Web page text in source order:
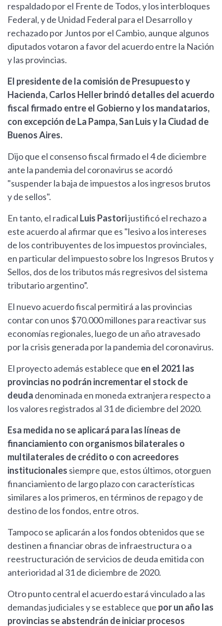
respaldado por el Frente de Todos, y los interbloques
Federal, y de Unidad Federal para el Desarrollo y
rechazado por Juntos por el Cambio, aunque algunos
diputados votaron a favor del acuerdo entre la Nación
y las provincias.
El presidente de la comisión de Presupuesto y
Hacienda, Carlos Heller brindó detalles del acuerdo
fiscal firmado entre el Gobierno y los mandatarios,
con excepción de La Pampa, San Luis y la Ciudad de
Buenos Aires.
Dijo que el consenso fiscal firmado el 4 de diciembre
ante la pandemia del coronavirus se acordó
"suspender la baja de impuestos a los ingresos brutos
y de sellos".
En tanto, el radical Luis Pastorijustificó el rechazo a
este acuerdo al afirmar que es "lesivo a los intereses
de los contribuyentes de los impuestos provinciales,
en particular del impuesto sobre los Ingresos Brutos y
Sellos, dos de los tributos más regresivos del sistema
tributario argentino”.
El nuevo acuerdo fiscal permitirá a las provincias
contar con unos $70.000 millones para reactivar sus
economías regionales, luego de un año atravesado
por la crisis generada por la pandemia del coronavirus.
El proyecto además establece que en el 2021 las
provincias no podrán incrementar el stock de
deuda denominada en moneda extranjera respecto a
los valores registrados al 31 de diciembre del 2020.
Esa medida no se aplicará para las líneas de
financiamiento con organismos bilaterales o
multilaterales de crédito o con acreedores
institucionales siempre que, estos últimos, otorguen
financiamiento de largo plazo con características
similares a los primeros, en términos de repago y de
destino de los fondos, entre otros.
Tampoco se aplicarán a los fondos obtenidos que se
destinen a financiar obras de infraestructura o a
reestructuración de servicios de deuda emitida con
anterioridad al 31 de diciembre de 2020.
Otro punto central el acuerdo estará vinculado a las
demandas judiciales y se establece que por un año las
provincias se abstendrán de iniciar procesos